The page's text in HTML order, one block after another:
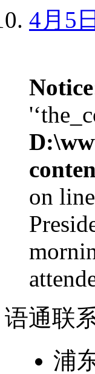
4月5
Notice
on line
语通联
浦